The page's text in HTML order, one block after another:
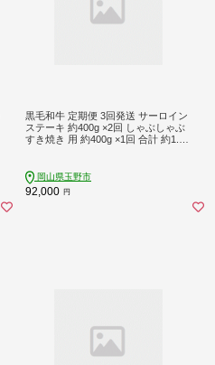
黒毛和牛 定期便 3回発送 サーロイン
ステーキ 約400g ×2回 しゃぶしゃぶ
すき焼き 用 約400g ×1回 合計 約1.2k
岡山県玉野市
92,000 円